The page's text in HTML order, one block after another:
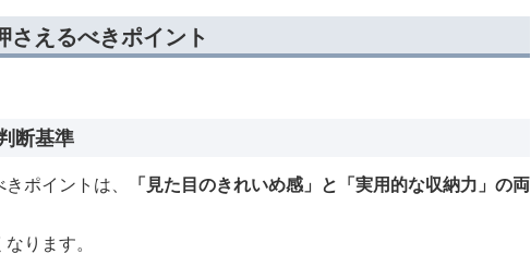
さえるべきポイント
断基準
ポイントは、
「見た目のきれいめ感」と「実用的な収納力」の両
ります。